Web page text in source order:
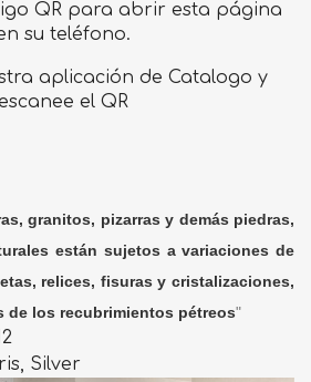
aplicación de Catalogo y
el QR
granitos, pizarras y demás piedras,
están sujetos a variaciones de
relices, fisuras y cristalizaciones,
de los recubrimientos pétreos"
Silver